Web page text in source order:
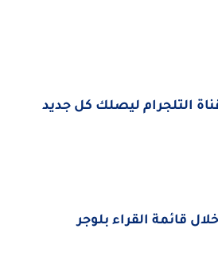
التلجرام ليصلك كل جديد
قائمة القراء بلوجر